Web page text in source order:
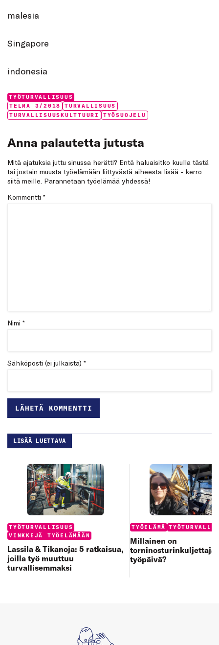
malesia
Singapore
indonesia
Categories:
TYÖTURVALLISUUS
Tags:
TELMA 3/2018
TURVALLISUUS
TURVALLISUUSKULTTUURI
TYÖSUOJELU
Anna palautetta jutusta
Mitä ajatuksia juttu sinussa herätti? Entä haluaisitko kuulla tästä
tai jostain muusta työelämään liittyvästä aiheesta lisää - kerro
siitä meille. Parannetaan työelämää yhdessä!
Kommentti *
Nimi *
Sähköposti (ei julkaista) *
LISÄÄ LUETTAVA
Categories:
TYÖTURVALLISUUS
VINKKEJÄ TYÖELÄMÄÄN
Lassila & Tikanoja: 5 ratkaisua,
joilla työ muuttuu
turvallisemmaksi
Categories:
TYÖELÄMÄ
Millainen on
työpäivä?